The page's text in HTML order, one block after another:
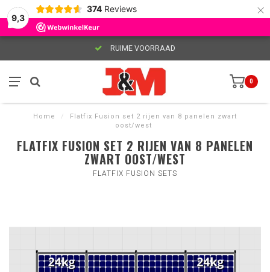
9,3
374 Reviews ×
RUIME VOORRAAD
0
Home /
Flatfix Fusion set 2 rijen van 8 panelen zwart
oost/west
FLATFIX FUSION SET 2 RIJEN VAN 8 PANELEN
ZWART OOST/WEST
FLATFIX FUSION SETS